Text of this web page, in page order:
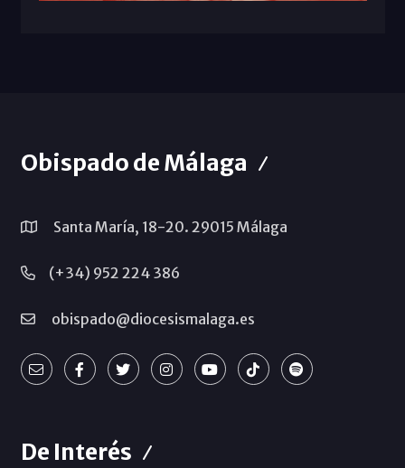
Obispado de Málaga
Santa María, 18-20. 29015 Málaga
(+34) 952 224 386
obispado@diocesismalaga.es
De Interés